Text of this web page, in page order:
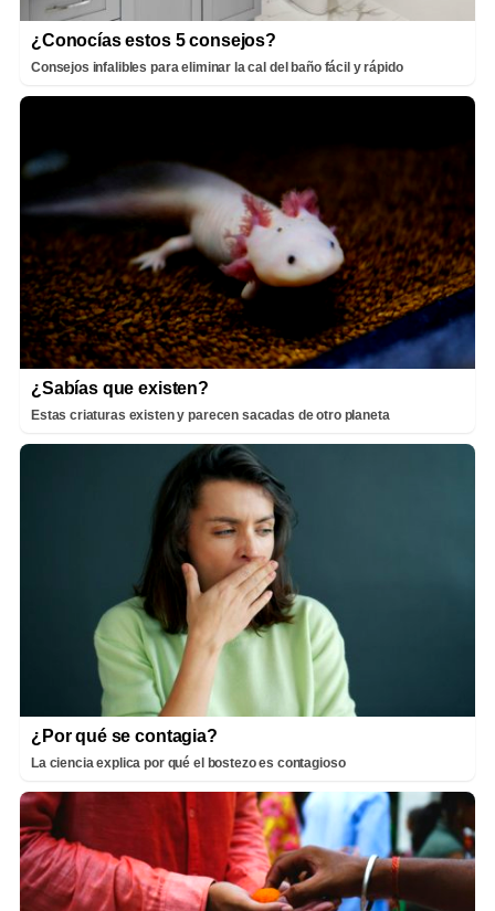
¿Conocías estos 5 consejos?
Consejos infalibles para eliminar la cal del baño fácil y rápido
¿Sabías que existen?
Estas criaturas existen y parecen sacadas de otro planeta
¿Por qué se contagia?
La ciencia explica por qué el bostezo es contagioso